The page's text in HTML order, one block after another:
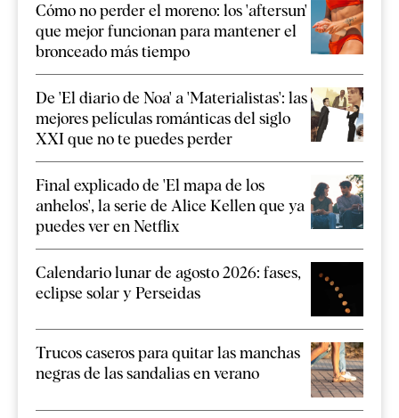
Cómo no perder el moreno: los 'aftersun'
que mejor funcionan para mantener el
bronceado más tiempo
De 'El diario de Noa' a 'Materialistas': las
mejores películas románticas del siglo
XXI que no te puedes perder
Final explicado de 'El mapa de los
anhelos', la serie de Alice Kellen que ya
puedes ver en Netflix
Calendario lunar de agosto 2026: fases,
eclipse solar y Perseidas
Trucos caseros para quitar las manchas
negras de las sandalias en verano